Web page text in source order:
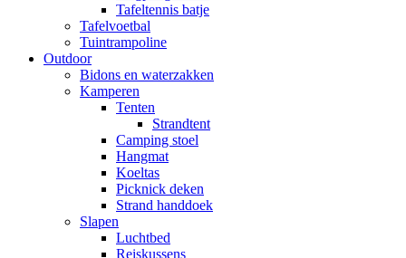
Tafeltennis batje
Tafelvoetbal
Tuintrampoline
Outdoor
Bidons en waterzakken
Kamperen
Tenten
Strandtent
Camping stoel
Hangmat
Koeltas
Picknick deken
Strand handdoek
Slapen
Luchtbed
Reiskussens